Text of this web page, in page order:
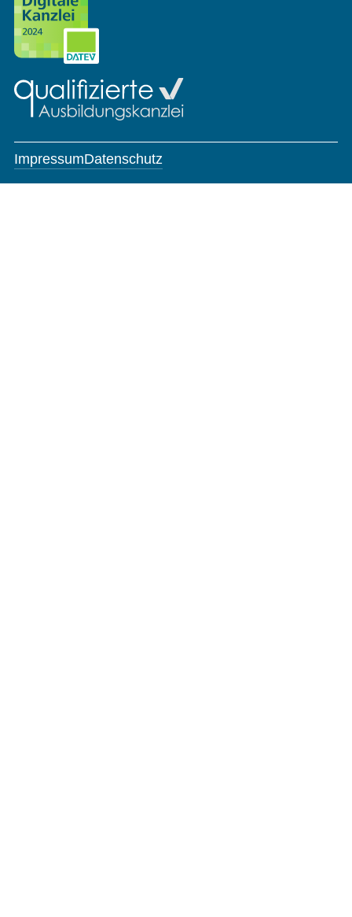
ImpressumDatenschutz